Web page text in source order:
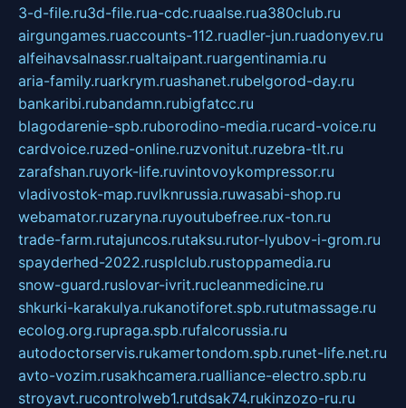
3-d-file.ru3d-file.rua-cdc.ruaalse.rua380club.ru
airgungames.ruaccounts-112.ruadler-jun.ruadonyev.ru
alfeihavsalnassr.rualtaipant.ruargentinamia.ru
aria-family.ruarkrym.ruashanet.rubelgorod-day.ru
bankaribi.rubandamn.rubigfatcc.ru
blagodarenie-spb.ruborodino-media.rucard-voice.ru
cardvoice.ruzed-online.ruzvonitut.ruzebra-tlt.ru
zarafshan.ruyork-life.ruvintovoykompressor.ru
vladivostok-map.ruvlknrussia.ruwasabi-shop.ru
webamator.ruzaryna.ruyoutubefree.rux-ton.ru
trade-farm.rutajuncos.rutaksu.rutor-lyubov-i-grom.ru
spayderhed-2022.rusplclub.rustoppamedia.ru
snow-guard.ruslovar-ivrit.rucleanmedicine.ru
shkurki-karakulya.rukanotiforet.spb.rututmassage.ru
ecolog.org.rupraga.spb.rufalcorussia.ru
autodoctorservis.rukamertondom.spb.runet-life.net.ru
avto-vozim.rusakhcamera.rualliance-electro.spb.ru
stroyavt.rucontrolweb1.rutdsak74.rukinzozo-ru.ru